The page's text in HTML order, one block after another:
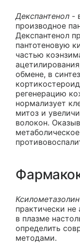
Декспантенол -
производное
Декспантенол
пантотеновую
частью
обмене, в
регенерацию
нормализует
митоз и
волокон.
Ксилометазолин
практически не
в плазме
определить
методами.